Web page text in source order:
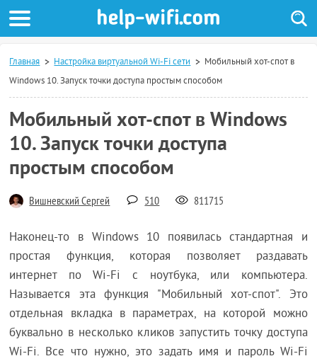
Главная Настройка виртуальной Wi-Fi сети
Мобильный хот-спот в
Windows 10. Запуск точки доступа простым способом
Мобильный хот-спот в Windows
10. Запуск точки доступа
простым способом
Вишневский Сергей 510 811715
Наконец-то в Windows 10 появилась стандартная и
простая функция, которая позволяет раздавать
интернет по Wi-Fi с ноутбука, или компьютера.
Называется эта функция "Мобильный хот-спот". Это
отдельная вкладка в параметрах, на которой можно
буквально в несколько кликов запустить точку доступа
Wi-Fi. Все что нужно, это задать имя и пароль Wi-Fi